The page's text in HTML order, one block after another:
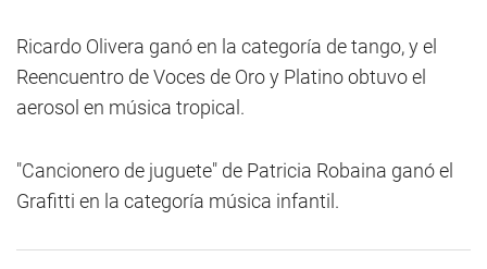
Ricardo Olivera ganó en la categoría de tango, y el
Reencuentro de Voces de Oro y Platino obtuvo el
aerosol en música tropical.
"Cancionero de juguete" de Patricia Robaina ganó el
Grafitti en la categoría música infantil.